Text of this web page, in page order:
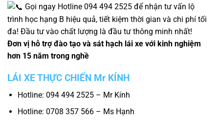
Gọi ngay Hotline 094 494 2525 để nhận tư vấn lộ
trình học hạng B hiệu quả, tiết kiệm thời gian và chi phí tối
đa! Đầu tư vào chất lượng là đầu tư thông minh nhất!
Đơn vị hỗ trợ đào tạo và sát hạch lái xe với kinh nghiệm
hơn 15 năm trong nghề
LÁI XE THỰC CHIẾN Mr KÍNH
Hotline: 094 494 2525 – Mr Kính
Hotline: 0708 357 566 – Ms Hạnh